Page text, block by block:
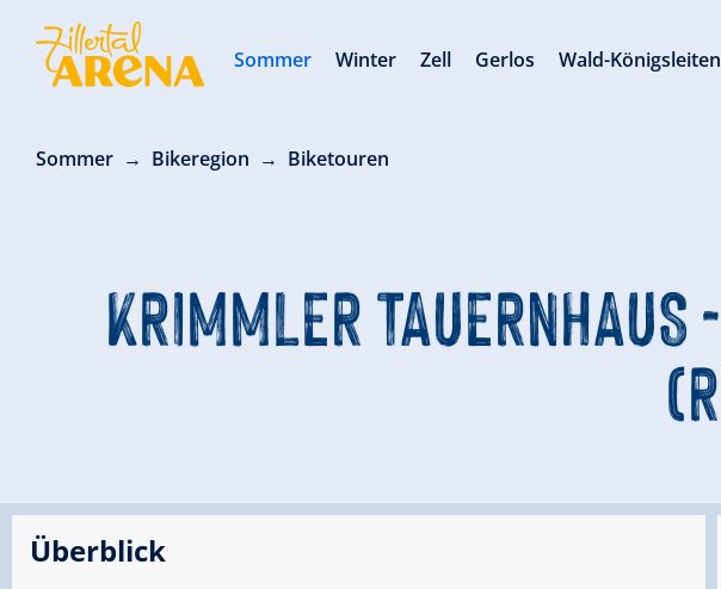
Sommer Bikeregion Biketouren
KRIMMLER
Überblick
Sommer Winter Zell Gerlos Wald-Königsleiten